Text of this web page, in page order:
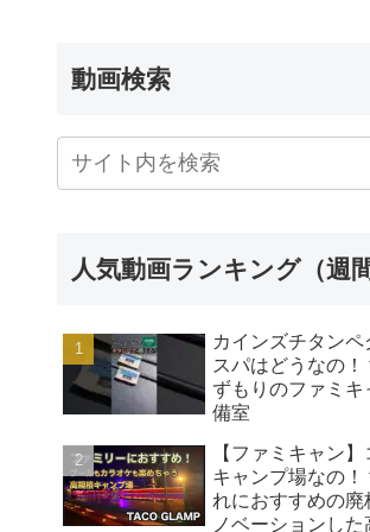
動画検索
人気動画ランキング（週間
カインズチタンペ
スパはどうなの！
ずもりのファミキ
備室
【ファミキャン
キャンプ場なの！
れにおすすめの廃
ノベーションした